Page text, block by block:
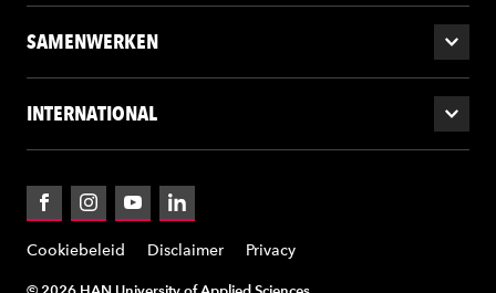
SAMENWERKEN
INTERNATIONAL
FacebookInstagramYouTubeLinkedIn
Cookiebeleid Disclaimer Privacy